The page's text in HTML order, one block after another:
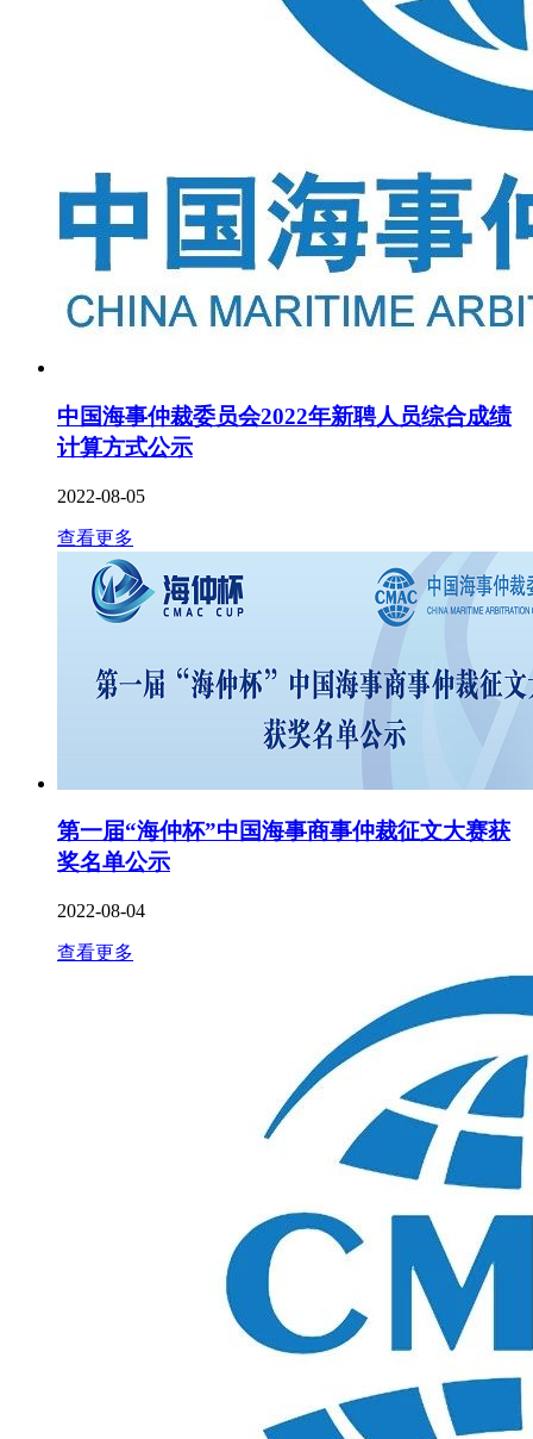
中国海事仲裁委员会2022年新聘人员综合成绩
计算方式公示
2022-08-05
查看更多
第一届“海仲杯”中国海事商事仲裁征文大赛获
奖名单公示
2022-08-04
查看更多